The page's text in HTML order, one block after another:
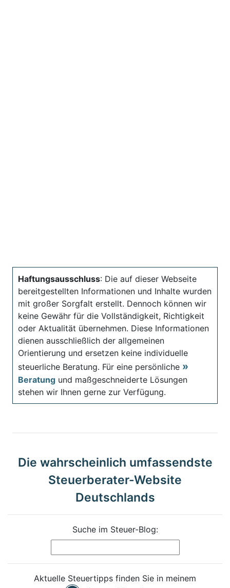
Haftungsausschluss: Die auf dieser Webseite
bereitgestellten Informationen und Inhalte wurden
mit großer Sorgfalt erstellt. Dennoch können wir
keine Gewähr für die Vollständigkeit, Richtigkeit
oder Aktualität übernehmen. Diese Informationen
dienen ausschließlich der allgemeinen
Orientierung und ersetzen keine individuelle
steuerliche Beratung. Für eine persönliche
Beratung und maßgeschneiderte Lösungen
stehen wir Ihnen gerne zur Verfügung.
Die wahrscheinlich umfassendste
Steuerberater-Website
Deutschlands
Suche im Steuer-Blog:
Aktuelle Steuertipps finden Sie in meinem